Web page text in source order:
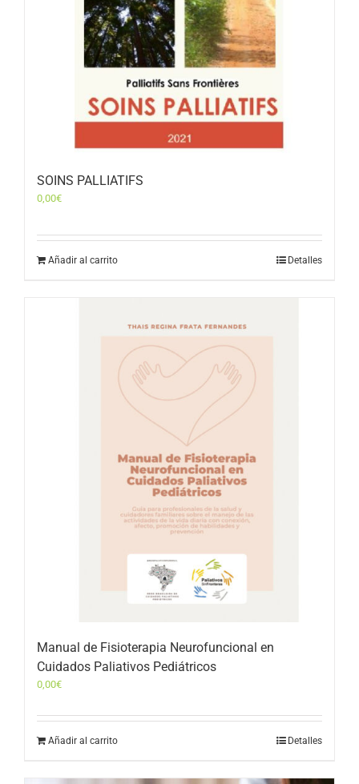
SOINS PALLIATIFS
0,00€
Añadir al carrito Detalles
Manual de Fisioterapia Neurofuncional en
Cuidados Paliativos Pediátricos
0,00€
Añadir al carrito Detalles